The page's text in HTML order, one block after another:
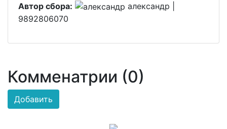
Автор сбора:
александр |
9892806070
Комменатрии (0)
Добавить